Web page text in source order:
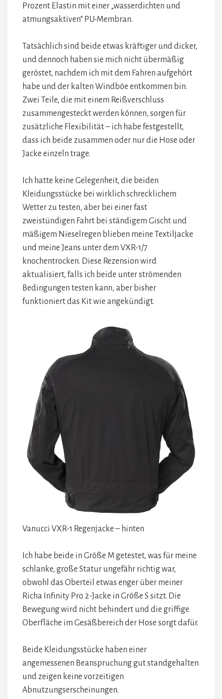
Prozent Elastin mit einer „wasserdichten und
atmungsaktiven“ PU-Membran.
Tatsächlich sind beide etwas kräftiger und dicker,
und dennoch haben sie mich nicht übermäßig
geröstet, nachdem ich mit dem Fahren aufgehört
habe und der kalten Windböe entkommen bin.
Zwei Teile, die mit einem Reißverschluss
zusammengesteckt werden können, sorgen für
zusätzliche Flexibilität – ich habe festgestellt,
dass ich beide zusammen oder nur die Hose oder
Jacke einzeln trage.
Ich hatte keine Gelegenheit, die beiden
Kleidungsstücke bei wirklich schrecklichem
Wetter zu testen, aber bei einer fast
zweistündigen Fahrt bei ständigem Gischt und
mäßigem Nieselregen blieben meine Textiljacke
und meine Jeans unter dem VXR-1/7
knochentrocken. Diese Rezension wird
aktualisiert, falls ich beide unter strömenden
Bedingungen testen kann, aber bisher
funktioniert das Kit wie angekündigt.
Vanucci VXR-1 Regenjacke – hinten
Ich habe beide in Größe M getestet, was für meine
schlanke, große Statur ungefähr richtig war,
obwohl das Oberteil etwas enger über meiner
Richa Infinity Pro 2-Jacke in Größe S sitzt. Die
Bewegung wird nicht behindert und die griffige
Oberfläche im Gesäßbereich der Hose sorgt dafür.
Beide Kleidungsstücke haben einer
angemessenen Beanspruchung gut standgehalten
und zeigen keine vorzeitigen
Abnutzungserscheinungen.